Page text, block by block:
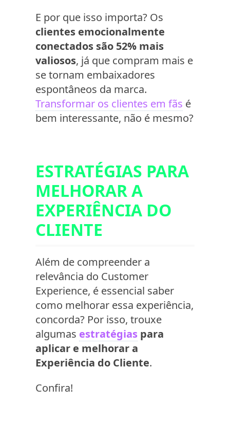
E por que isso importa? Os
clientes emocionalmente
conectados são 52% mais
valiosos, já que compram mais e
se tornam embaixadores
espontâneos da marca.
Transformar os clientes em fãs é
bem interessante, não é mesmo?
ESTRATÉGIAS PARA
MELHORAR A
EXPERIÊNCIA DO
CLIENTE
Além de compreender a
relevância do Customer
Experience, é essencial saber
como melhorar essa experiência,
concorda? Por isso, trouxe
algumas estratégias para
aplicar e melhorar a
Experiência do Cliente.
Confira!